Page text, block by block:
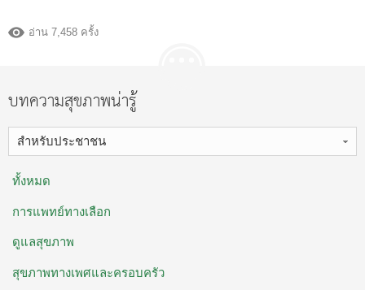
อ่าน 7,458 ครั้ง
บทความสุขภาพน่ารู้
สำหรับประชาชน
ทั้งหมด
การแพทย์ทางเลือก
ดูแลสุขภาพ
สุขภาพทางเพศและครอบครัว